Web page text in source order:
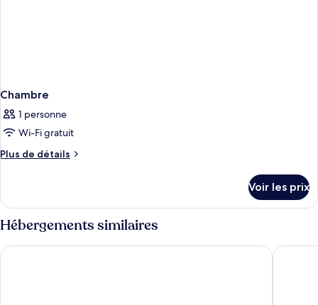
Chambre
1 personne
Wi-Fi gratuit
Plus de détails
Plus
le
type
de
Chambre
Voir les prix
Hébergements similaires
Urban Hive Madrid Axel